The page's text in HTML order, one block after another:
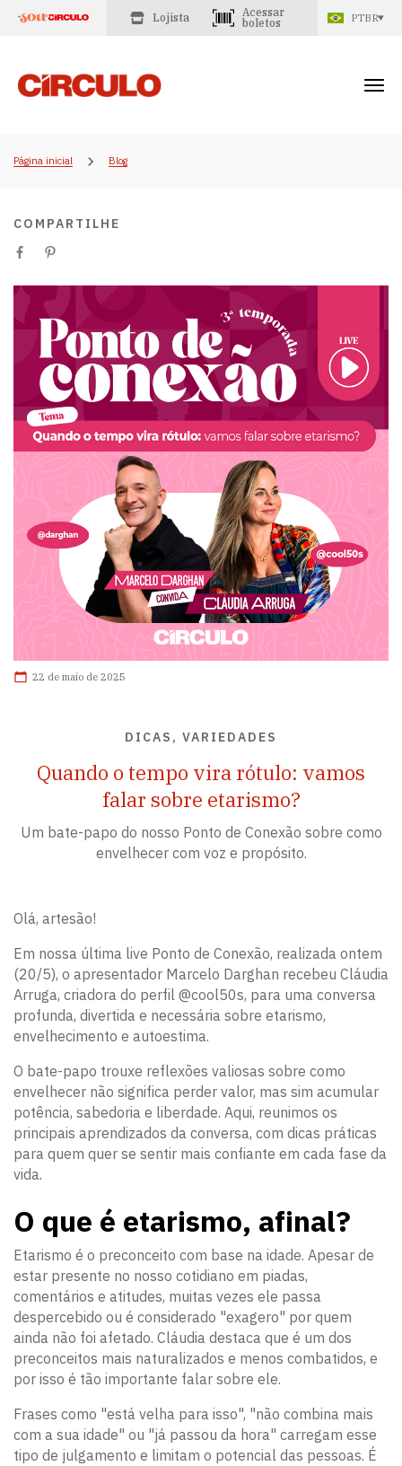
Lojista
Acessar
boletos
PTBR
Página inicial Blog
COMPARTILHE
22 de maio de 2025
DICAS, VARIEDADES
Quando o tempo vira rótulo: vamos
falar sobre etarismo?
Um bate-papo do nosso Ponto de Conexão sobre como
envelhecer com voz e propósito.
Olá, artesão!
Em nossa última live Ponto de Conexão, realizada ontem
(20/5), o apresentador Marcelo Darghan recebeu Cláudia
Arruga, criadora do perfil @cool50s, para uma conversa
profunda, divertida e necessária sobre etarismo,
envelhecimento e autoestima.
O bate-papo trouxe reflexões valiosas sobre como
envelhecer não significa perder valor, mas sim acumular
potência, sabedoria e liberdade. Aqui, reunimos os
principais aprendizados da conversa, com dicas práticas
para quem quer se sentir mais confiante em cada fase da
vida.
O que é etarismo, afinal?
Etarismo é o preconceito com base na idade. Apesar de
estar presente no nosso cotidiano em piadas,
comentários e atitudes, muitas vezes ele passa
despercebido ou é considerado "exagero" por quem
ainda não foi afetado. Cláudia destaca que é um dos
preconceitos mais naturalizados e menos combatidos, e
por isso é tão importante falar sobre ele.
Frases como "está velha para isso", "não combina mais
com a sua idade" ou "já passou da hora" carregam esse
tipo de julgamento e limitam o potencial das pessoas. É